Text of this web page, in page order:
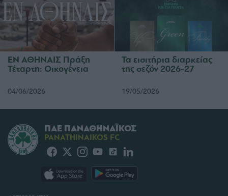
ΕΝ ΑΘΗΝΑΙΣ Πράξη
Τέταρτη: Οικογένεια
04/06/2026
Τα εισιτήρια διαρκείας
της σεζόν 2026-27
19/05/2026
ΠΑΕ ΠΑΝΑΘΗΝΑΪΚΟΣ
PANATHINAIKOS FC